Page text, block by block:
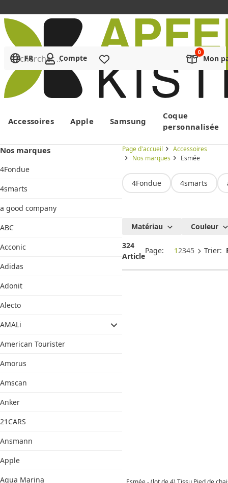
Menu
Rechercher ...
FR Compte Mon
Accessoires Apple Samsung
Coque
personnalisée
Nos marques
4Fondue
4smarts
a good company
ABC
Acconic
Adidas
Adonit
Alecto
AMALi
American Tourister
Amorus
Amscan
Anker
21CARS
Ansmann
Apple
Aqua Marina
Page d'accueil
Accessoires
Nos marques
Esmée
4Fondue 4smarts
Esmée
Matériau
Couleur
324
Article
Page: 12345 Trier: